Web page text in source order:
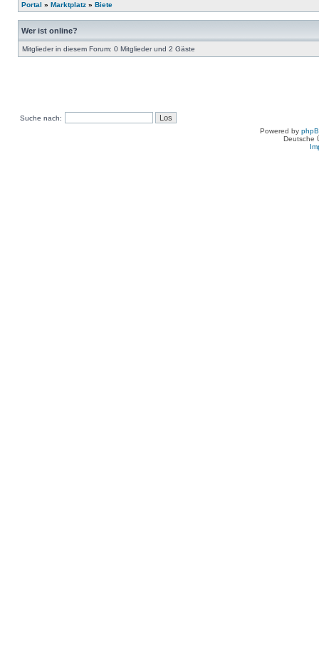
Portal » Marktplatz » Biete
Wer ist online?
Mitglieder in diesem Forum: 0 Mitglieder und 2 Gäste
Suche nach:
Powered by
Deutsche